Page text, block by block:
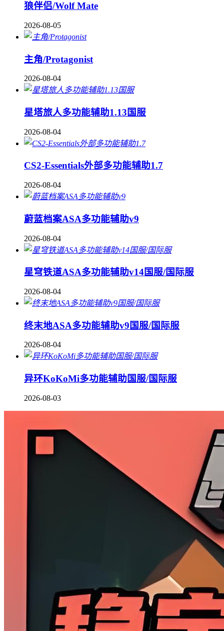
狼伴侣/Wolf Mate
2026-08-05
主角/Protagonist
2026-08-04
星塔旅人多功能辅助1.13国服
2026-08-04
CS2-Essentials外部多功能辅助1.7
2026-08-04
蔚蓝档案ASA多功能辅助v9
2026-08-04
星穹铁道ASA多功能辅助v14国服/国际服
2026-08-04
终末地ASA多功能辅助v9国服/国际服
2026-08-04
异环KoKoMi多功能辅助国服/国际服
2026-08-03